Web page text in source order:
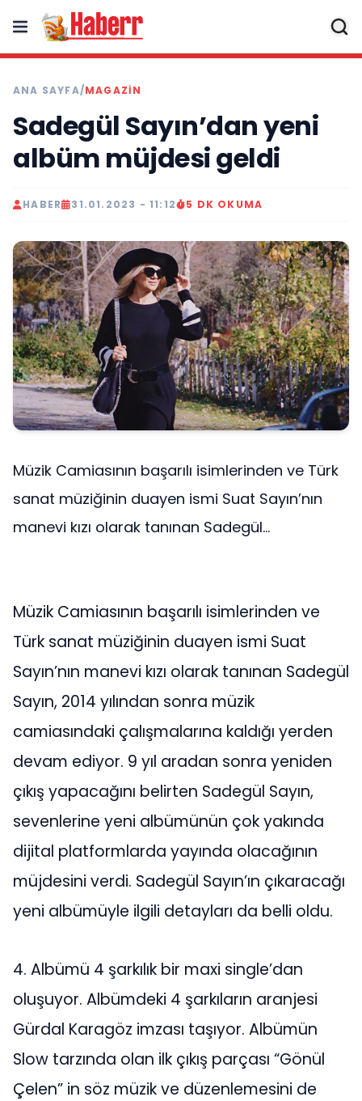
ANA SAYFA/MAGAZIN
Sadegül Sayın’dan yeni
albüm müjdesi geldi
HABER 31.01.2023 - 11:12 5 DK OKUMA
Müzik Camiasının başarılı isimlerinden ve Türk
sanat müziğinin duayen ismi Suat Sayın’nın
manevi kızı olarak tanınan Sadegül...
Müzik Camiasının başarılı isimlerinden ve
Türk sanat müziğinin duayen ismi Suat
Sayın’nın manevi kızı olarak tanınan Sadegül
Sayın, 2014 yılından sonra müzik
camiasındaki çalışmalarına kaldığı yerden
devam ediyor. 9 yıl aradan sonra yeniden
çıkış yapacağını belirten Sadegül Sayın,
sevenlerine yeni albümünün çok yakında
dijital platformlarda yayında olacağının
müjdesini verdi. Sadegül Sayın’ın çıkaracağı
yeni albümüyle ilgili detayları da belli oldu.
4. Albümü 4 şarkılık bir maxi single’dan
oluşuyor. Albümdeki 4 şarkıların aranjesi
Gürdal Karagöz imzası taşıyor. Albümün
Slow tarzında olan ilk çıkış parçası “Gönül
Çelen” in söz müzik ve düzenlemesini de